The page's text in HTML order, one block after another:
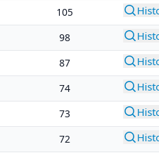
105
98
87
74
73
72